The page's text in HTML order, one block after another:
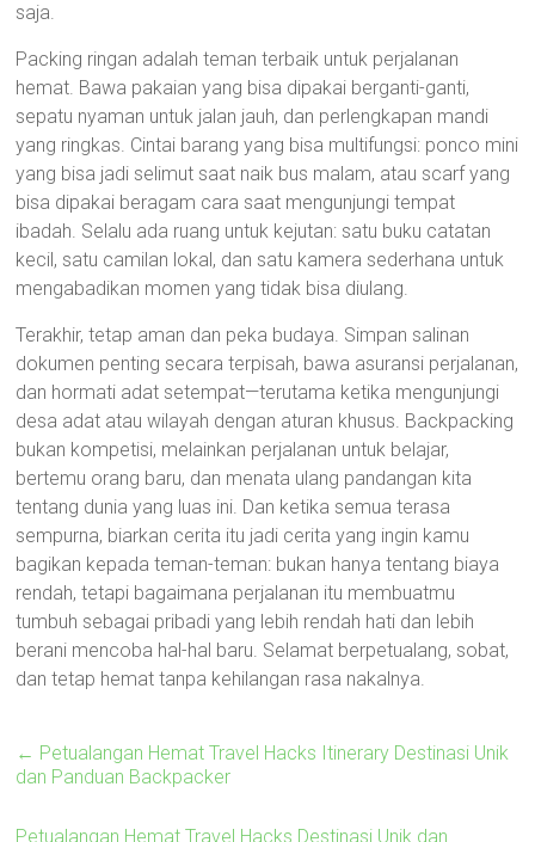
saja.
Packing ringan adalah teman terbaik untuk perjalanan
hemat. Bawa pakaian yang bisa dipakai berganti-ganti,
sepatu nyaman untuk jalan jauh, dan perlengkapan mandi
yang ringkas. Cintai barang yang bisa multifungsi: ponco mini
yang bisa jadi selimut saat naik bus malam, atau scarf yang
bisa dipakai beragam cara saat mengunjungi tempat
ibadah. Selalu ada ruang untuk kejutan: satu buku catatan
kecil, satu camilan lokal, dan satu kamera sederhana untuk
mengabadikan momen yang tidak bisa diulang.
Terakhir, tetap aman dan peka budaya. Simpan salinan
dokumen penting secara terpisah, bawa asuransi perjalanan,
dan hormati adat setempat—terutama ketika mengunjungi
desa adat atau wilayah dengan aturan khusus. Backpacking
bukan kompetisi, melainkan perjalanan untuk belajar,
bertemu orang baru, dan menata ulang pandangan kita
tentang dunia yang luas ini. Dan ketika semua terasa
sempurna, biarkan cerita itu jadi cerita yang ingin kamu
bagikan kepada teman-teman: bukan hanya tentang biaya
rendah, tetapi bagaimana perjalanan itu membuatmu
tumbuh sebagai pribadi yang lebih rendah hati dan lebih
berani mencoba hal-hal baru. Selamat berpetualang, sobat,
dan tetap hemat tanpa kehilangan rasa nakalnya.
← Petualangan Hemat Travel Hacks Itinerary Destinasi Unik
dan Panduan Backpacker
Petualangan Hemat Travel Hacks Destinasi Unik dan